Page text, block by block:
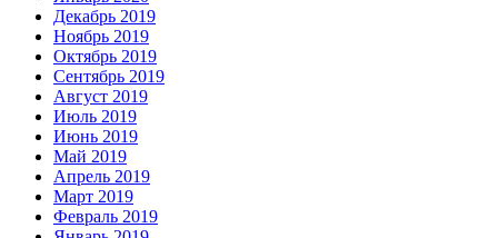
Декабрь 2019
Ноябрь 2019
Октябрь 2019
Сентябрь 2019
Август 2019
Июль 2019
Июнь 2019
Май 2019
Апрель 2019
Март 2019
Февраль 2019